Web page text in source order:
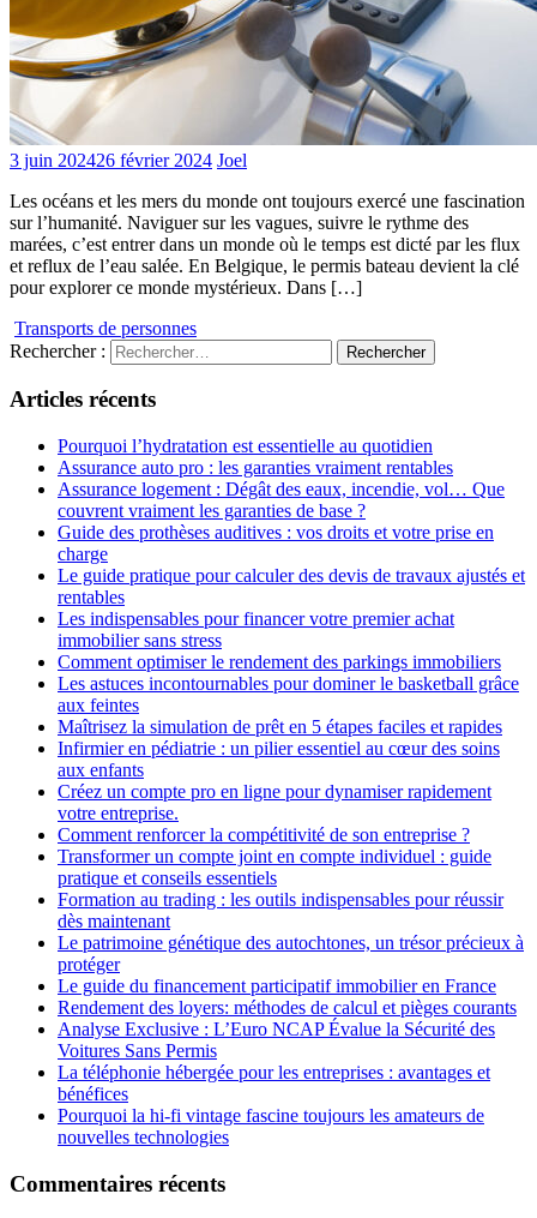
3 juin 202426 février 2024 Joel
Les océans et les mers du monde ont toujours exercé une fascination
sur l’humanité. Naviguer sur les vagues, suivre le rythme des
marées, c’est entrer dans un monde où le temps est dicté par les flux
et reflux de l’eau salée. En Belgique, le permis bateau devient la clé
pour explorer ce monde mystérieux. Dans […]
Transports de personnes
Rechercher :
Articles récents
Pourquoi l’hydratation est essentielle au quotidien
Assurance auto pro : les garanties vraiment rentables
Assurance logement : Dégât des eaux, incendie, vol… Que
couvrent vraiment les garanties de base ?
Guide des prothèses auditives : vos droits et votre prise en
charge
Le guide pratique pour calculer des devis de travaux ajustés et
rentables
Les indispensables pour financer votre premier achat
immobilier sans stress
Comment optimiser le rendement des parkings immobiliers
Les astuces incontournables pour dominer le basketball grâce
aux feintes
Maîtrisez la simulation de prêt en 5 étapes faciles et rapides
Infirmier en pédiatrie : un pilier essentiel au cœur des soins
aux enfants
Créez un compte pro en ligne pour dynamiser rapidement
votre entreprise.
Comment renforcer la compétitivité de son entreprise ?
Transformer un compte joint en compte individuel : guide
pratique et conseils essentiels
Formation au trading : les outils indispensables pour réussir
dès maintenant
Le patrimoine génétique des autochtones, un trésor précieux à
protéger
Le guide du financement participatif immobilier en France
Rendement des loyers: méthodes de calcul et pièges courants
Analyse Exclusive : L’Euro NCAP Évalue la Sécurité des
Voitures Sans Permis
La téléphonie hébergée pour les entreprises : avantages et
bénéfices
Pourquoi la hi-fi vintage fascine toujours les amateurs de
nouvelles technologies
Commentaires récents